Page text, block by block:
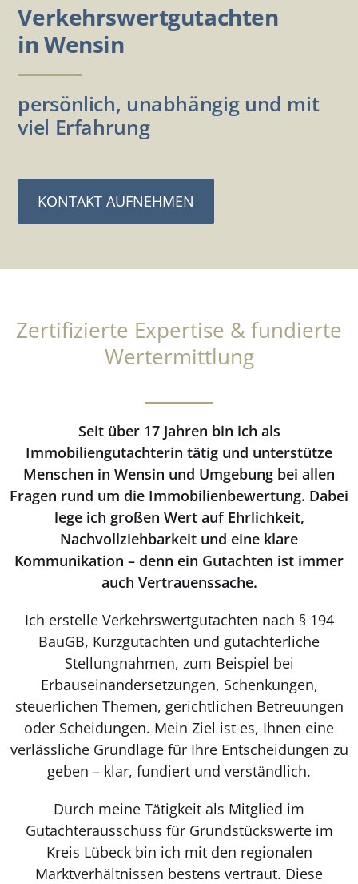
Verkehrswertgutachten
in Wensin
persönlich, unabhängig und mit
viel Erfahrung
KONTAKT AUFNEHMEN
Zertifizierte Expertise & fundierte
Wertermittlung
Seit über 17 Jahren bin ich als
Immobiliengutachterin tätig und unterstütze
Menschen in Wensin und Umgebung bei allen
Fragen rund um die Immobilienbewertung. Dabei
lege ich großen Wert auf Ehrlichkeit,
Nachvollziehbarkeit und eine klare
Kommunikation – denn ein Gutachten ist immer
auch Vertrauenssache.
Ich erstelle Verkehrswertgutachten nach § 194
BauGB, Kurzgutachten und gutachterliche
Stellungnahmen, zum Beispiel bei
Erbauseinandersetzungen, Schenkungen,
steuerlichen Themen, gerichtlichen Betreuungen
oder Scheidungen. Mein Ziel ist es, Ihnen eine
verlässliche Grundlage für Ihre Entscheidungen zu
geben – klar, fundiert und verständlich.
Durch meine Tätigkeit als Mitglied im
Gutachterausschuss für Grundstückswerte im
Kreis Lübeck bin ich mit den regionalen
Marktverhältnissen bestens vertraut. Diese